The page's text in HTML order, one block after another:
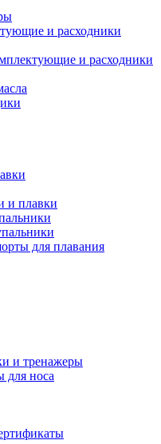
и расходники
и расходники
и плавки
для плавания
и тренажеры
носа